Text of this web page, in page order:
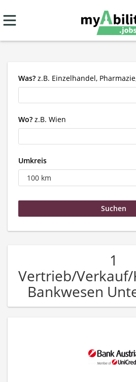
Was? z.B. Einzelhandel,
Wo? z.B. Wien
Umkreis
1
Vertrieb/
Bankwesen